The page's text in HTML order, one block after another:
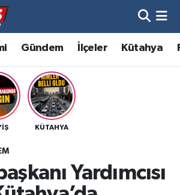
Gündem İlçeler Kütahya
KÜTAHYA
Yardımcısı
Durumu ve Fikstür